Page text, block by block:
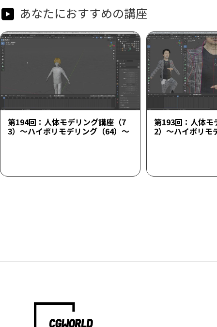
あなたにおすすめの講座
第194回：人体モデリング講座（7
3）～ハイポリモデリング（64）～
第193回：人体モ
2）～ハイポリモ